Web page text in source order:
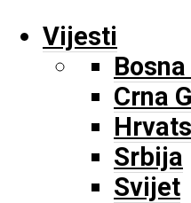
Vijesti
Crna
Srbija
Svijet